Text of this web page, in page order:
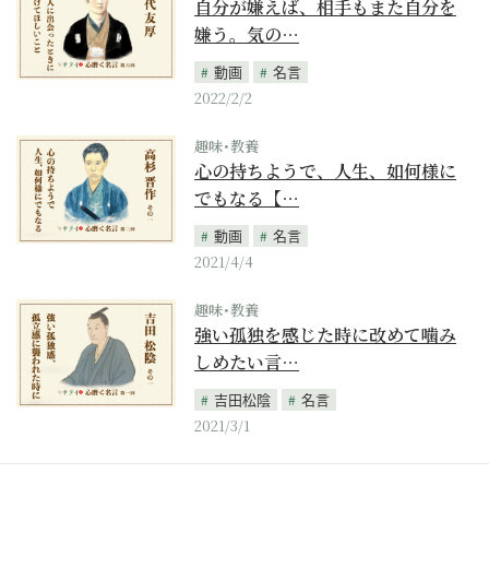
自分が嫌えば、相手もまた自分を
嫌う。気の…
動画
名言
2022/2/2
趣味･教養
心の持ちようで、人生、如何様に
でもなる【…
動画
名言
2021/4/4
趣味･教養
強い孤独を感じた時に改めて噛み
しめたい言…
吉田松陰
名言
2021/3/1